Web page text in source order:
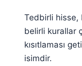
Tedbirli hisse,
belirli kurallar
kısıtlaması
isimdir.